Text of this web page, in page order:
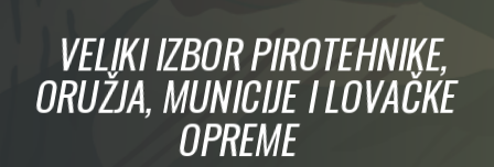
VELIKI IZBOR PIROTEHNIKE,
ORUŽJA, MUNICIJE I LOVAČKE
OPREME